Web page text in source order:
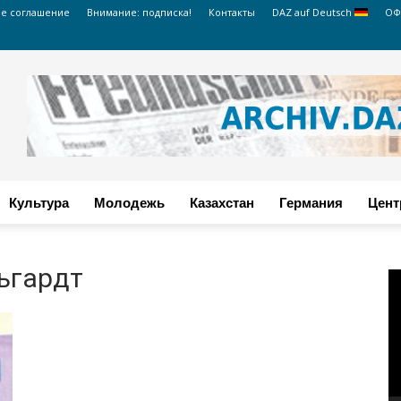
соглашение Внимание: подписка! Контакты DAZ auf Deutsch ОФ
Культура Молодежь Казахстан Германия